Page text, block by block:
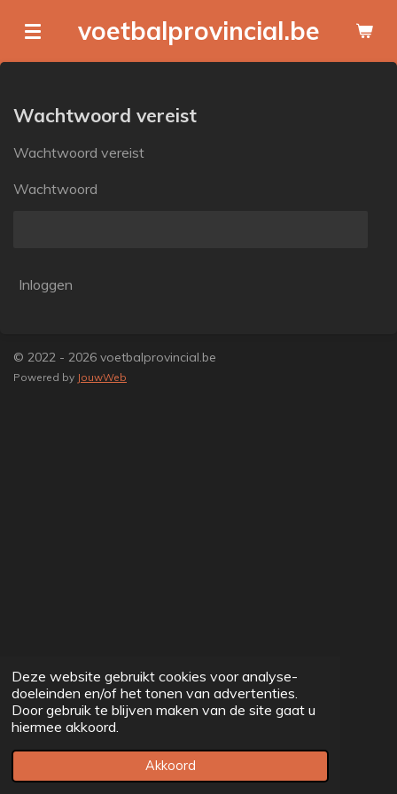
Deze website gebruikt cookies voor analyse-
doeleinden en/of het tonen van advertenties.
Door gebruik te blijven maken van de site gaat u
hiermee akkoord.
Akkoord
direct
naar
hoofdinhoud
voetbalprovincial.be
Wachtwoord vereist
Wachtwoord vereist
Wachtwoord
Inloggen
© 2022 - 2026 voetbalprovincial.be
Powered by JouwWeb